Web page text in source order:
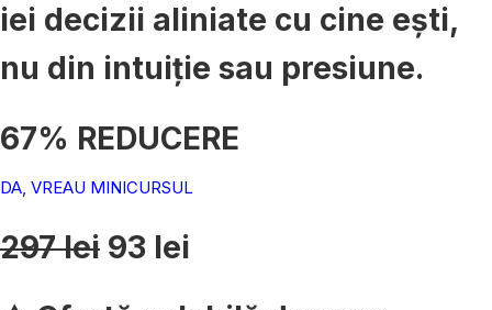
iei decizii aliniate cu cine ești,
nu din intuiție sau presiune.
67% REDUCERE
DA, VREAU MINICURSUL
297 lei 93 lei